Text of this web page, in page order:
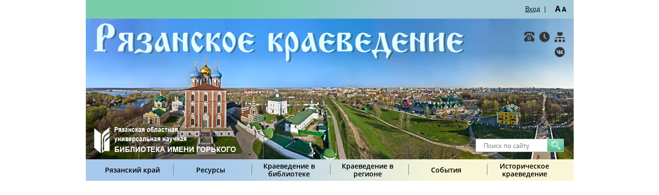
Вход | AA
Рязанский край Ресурсы
Краеведение в
библиотеке
Краеведение в
регионе
События
Историческое
краеведение